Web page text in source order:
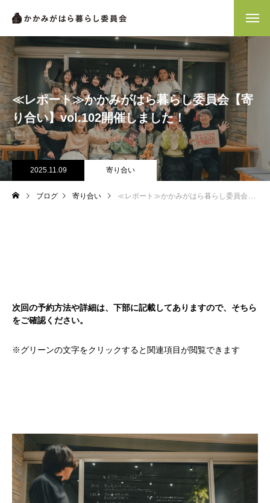
≪レポート≫かかみがはら暮らし委員会【寄
り合い】vol.102開催しました！
2025.11.09 寄り合い
ブログ 寄り合い ≪レポート≫かかみがはら暮らし委員会【寄り合い】vol.102開催しました！
次回の予約方法や詳細は、下部に記載してありますので、そちら
をご確認ください。
※グリーンの文字をクリックすると関連項目が閲覧できます